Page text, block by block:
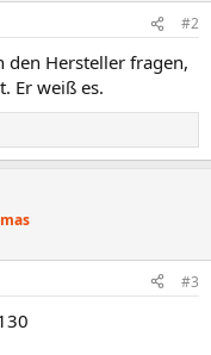
#2
den Hersteller fragen,
Er weiß es.
#3